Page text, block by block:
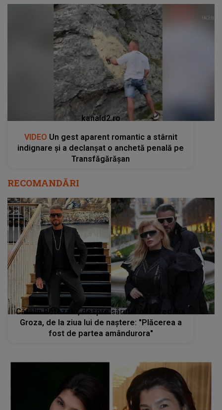
kanald2.ro
Un gest aparent romantic a stârnit
indignare și a declanșat o anchetă penală pe
Transfăgărășan
RECOMANDĂRI
Cătălin Botezatu, despre sărutul cu Loredana
Groza, de la ziua lui de naștere: "Plăcerea a
fost de partea amândurora"
Nimeni NU SE AȘTEPTA să o vadă alături de
el. CINE ESTE BĂRBATUL lângă care Ileana
Sterp a apărut la un eveniment și CE AU